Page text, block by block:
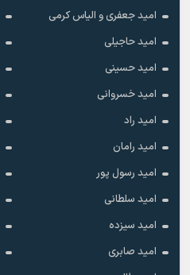
امید جعفری و الیاس کرمی
امید حاجیلی
امید حسینی
امید خسروانی
امید راد
امید رامان
امید رسول پور
امید سلطانی
امید سیزده
امید صابری